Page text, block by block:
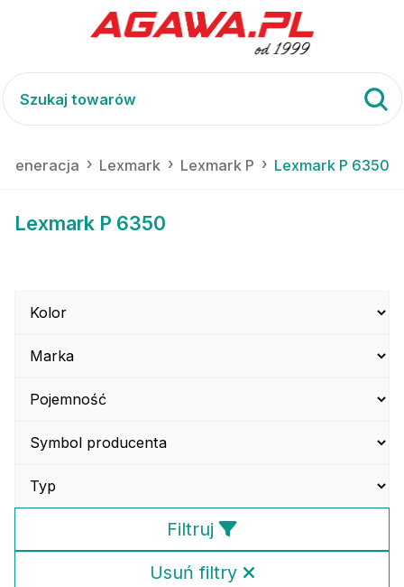
Lexmark Lexmark P Lexmark P 6350
Lexmark P 6350
Filtruj
Usuń filtry